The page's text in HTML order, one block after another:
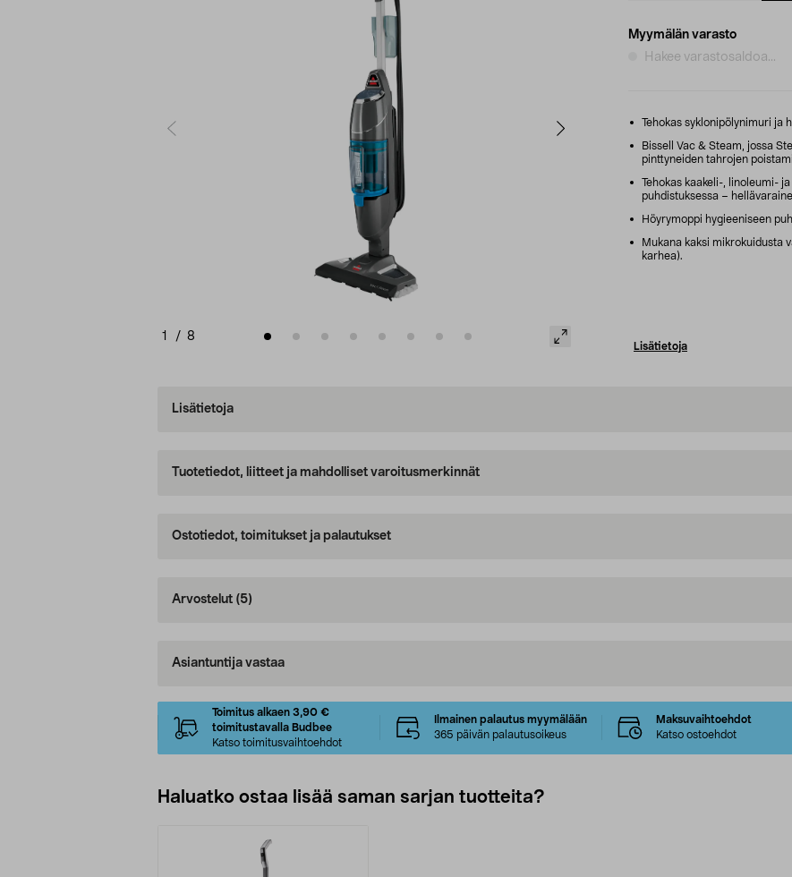
1 / 8
Myymälän varasto
Hakee varastosaldoa...
Tehokas syklonipölynimuri ja
Bissell Vac & Steam, jossa
pinttyneiden tahrojen
Tehokas kaakeli-, linoleumi-
puhdistuksessa –
Höyrymoppi hygieeniseen
Mukana kaksi mikrokuidusta
karhea).
Lisätietoja
Lisätietoja
Tuotetiedot, liitteet ja mahdolliset varoitusmerkinnät
Ostotiedot, toimitukset ja palautukset
Arvostelut (5)
Asiantuntija vastaa
Toimitus alkaen 3,90 €
toimitustavalla Budbee
Katso toimitusvaihtoehdot
Ilmainen palautus myymälään
365 päivän palautusoikeus
Maksuvaihtoehdot
Katso ostoehdot
Haluatko ostaa lisää saman sarjan tuotteita?